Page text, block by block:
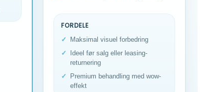
FORDELE
Maksimal visuel forbedring
Ideel før salg eller leasing-
returnering
Premium behandling med wow-
effekt